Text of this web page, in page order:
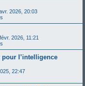
2026, 20:03
2026, 11:21
l’intelligence
22:47